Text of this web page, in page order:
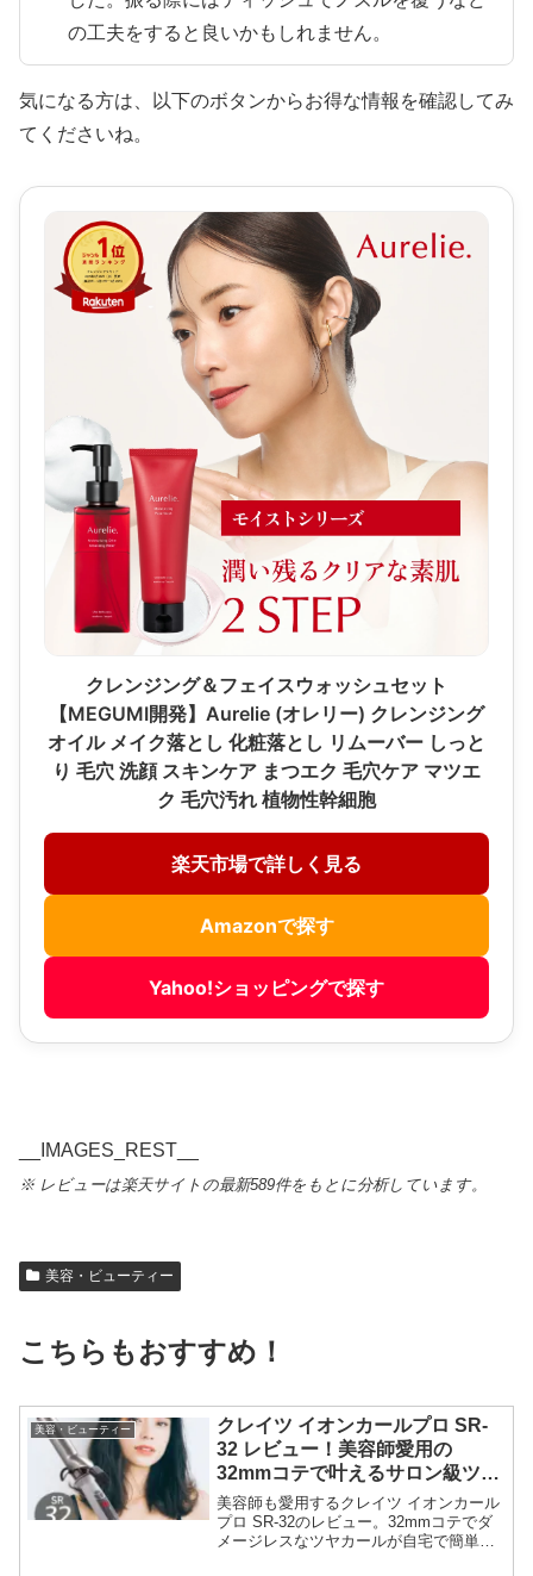
の工夫をすると良いかもしれません。
気になる方は、以下のボタンからお得な情報を確認してみ
てくださいね。
クレンジング＆フェイスウォッシュセット
【MEGUMI開発】Aurelie (オレリー) クレンジング
オイル メイク落とし 化粧落とし リムーバー しっと
り 毛穴 洗顔 スキンケア まつエク 毛穴ケア マツエ
ク 毛穴汚れ 植物性幹細胞
楽天市場で詳しく見る
Amazonで探す
Yahoo!ショッピングで探す
__IMAGES_REST__
※ レビューは楽天サイトの最新589件をもとに分析しています。
美容・ビューティー
こちらもおすすめ！
美容・ビューティー
クレイツ イオンカールプロ SR-
32 レビュー！美容師愛用の
32mmコテで叶えるサロン級ツヤ
カール
美容師も愛用するクレイツ イオンカール
プロ SR-32のレビュー。32mmコテでダ
メージレスなツヤカールが自宅で簡単に